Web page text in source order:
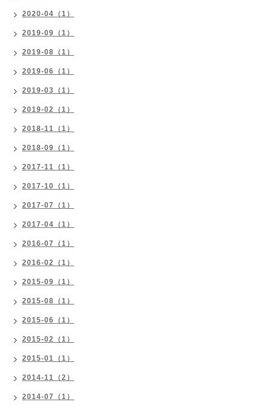
2020-04（1）
2019-09（1）
2019-08（1）
2019-06（1）
2019-03（1）
2019-02（1）
2018-11（1）
2018-09（1）
2017-11（1）
2017-10（1）
2017-07（1）
2017-04（1）
2016-07（1）
2016-02（1）
2015-09（1）
2015-08（1）
2015-06（1）
2015-02（1）
2015-01（1）
2014-11（2）
2014-07（1）